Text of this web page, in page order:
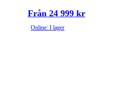
Från 24 999 kr
Online: I lager